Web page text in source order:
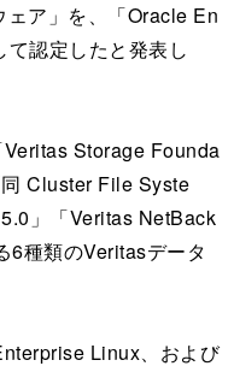
ェア」を、「Oracle En
認定したと発表し
Storage Founda
Cluster File Syste
」「Veritas NetBack
6種類のVeritasデータ
Linux、および